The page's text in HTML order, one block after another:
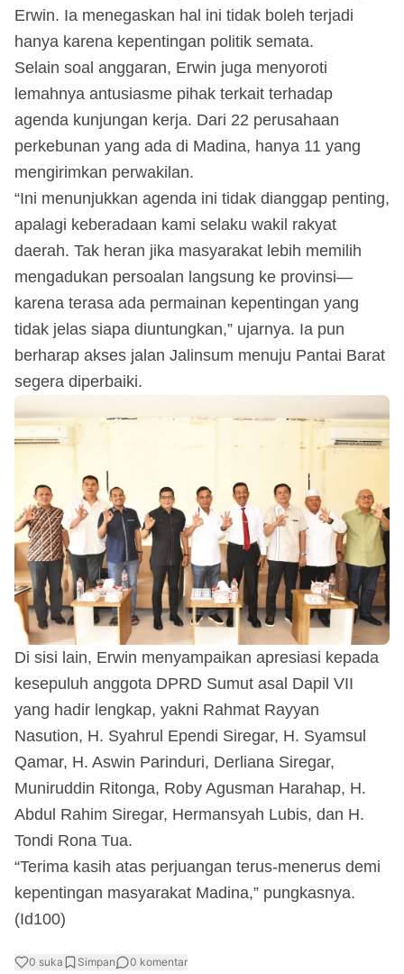
Erwin. Ia menegaskan hal ini tidak boleh terjadi
hanya karena kepentingan politik semata.
Selain soal anggaran, Erwin juga menyoroti
lemahnya antusiasme pihak terkait terhadap
agenda kunjungan kerja. Dari 22 perusahaan
perkebunan yang ada di Madina, hanya 11 yang
mengirimkan perwakilan.
“Ini menunjukkan agenda ini tidak dianggap penting,
apalagi keberadaan kami selaku wakil rakyat
daerah. Tak heran jika masyarakat lebih memilih
mengadukan persoalan langsung ke provinsi—
karena terasa ada permainan kepentingan yang
tidak jelas siapa diuntungkan,” ujarnya. Ia pun
berharap akses jalan Jalinsum menuju Pantai Barat
segera diperbaiki.
Di sisi lain, Erwin menyampaikan apresiasi kepada
kesepuluh anggota DPRD Sumut asal Dapil VII
yang hadir lengkap, yakni Rahmat Rayyan
Nasution, H. Syahrul Ependi Siregar, H. Syamsul
Qamar, H. Aswin Parinduri, Derliana Siregar,
Muniruddin Ritonga, Roby Agusman Harahap, H.
Abdul Rahim Siregar, Hermansyah Lubis, dan H.
Tondi Rona Tua.
“Terima kasih atas perjuangan terus-menerus demi
kepentingan masyarakat Madina,” pungkasnya.
(Id100)
0 suka Simpan 0 komentar